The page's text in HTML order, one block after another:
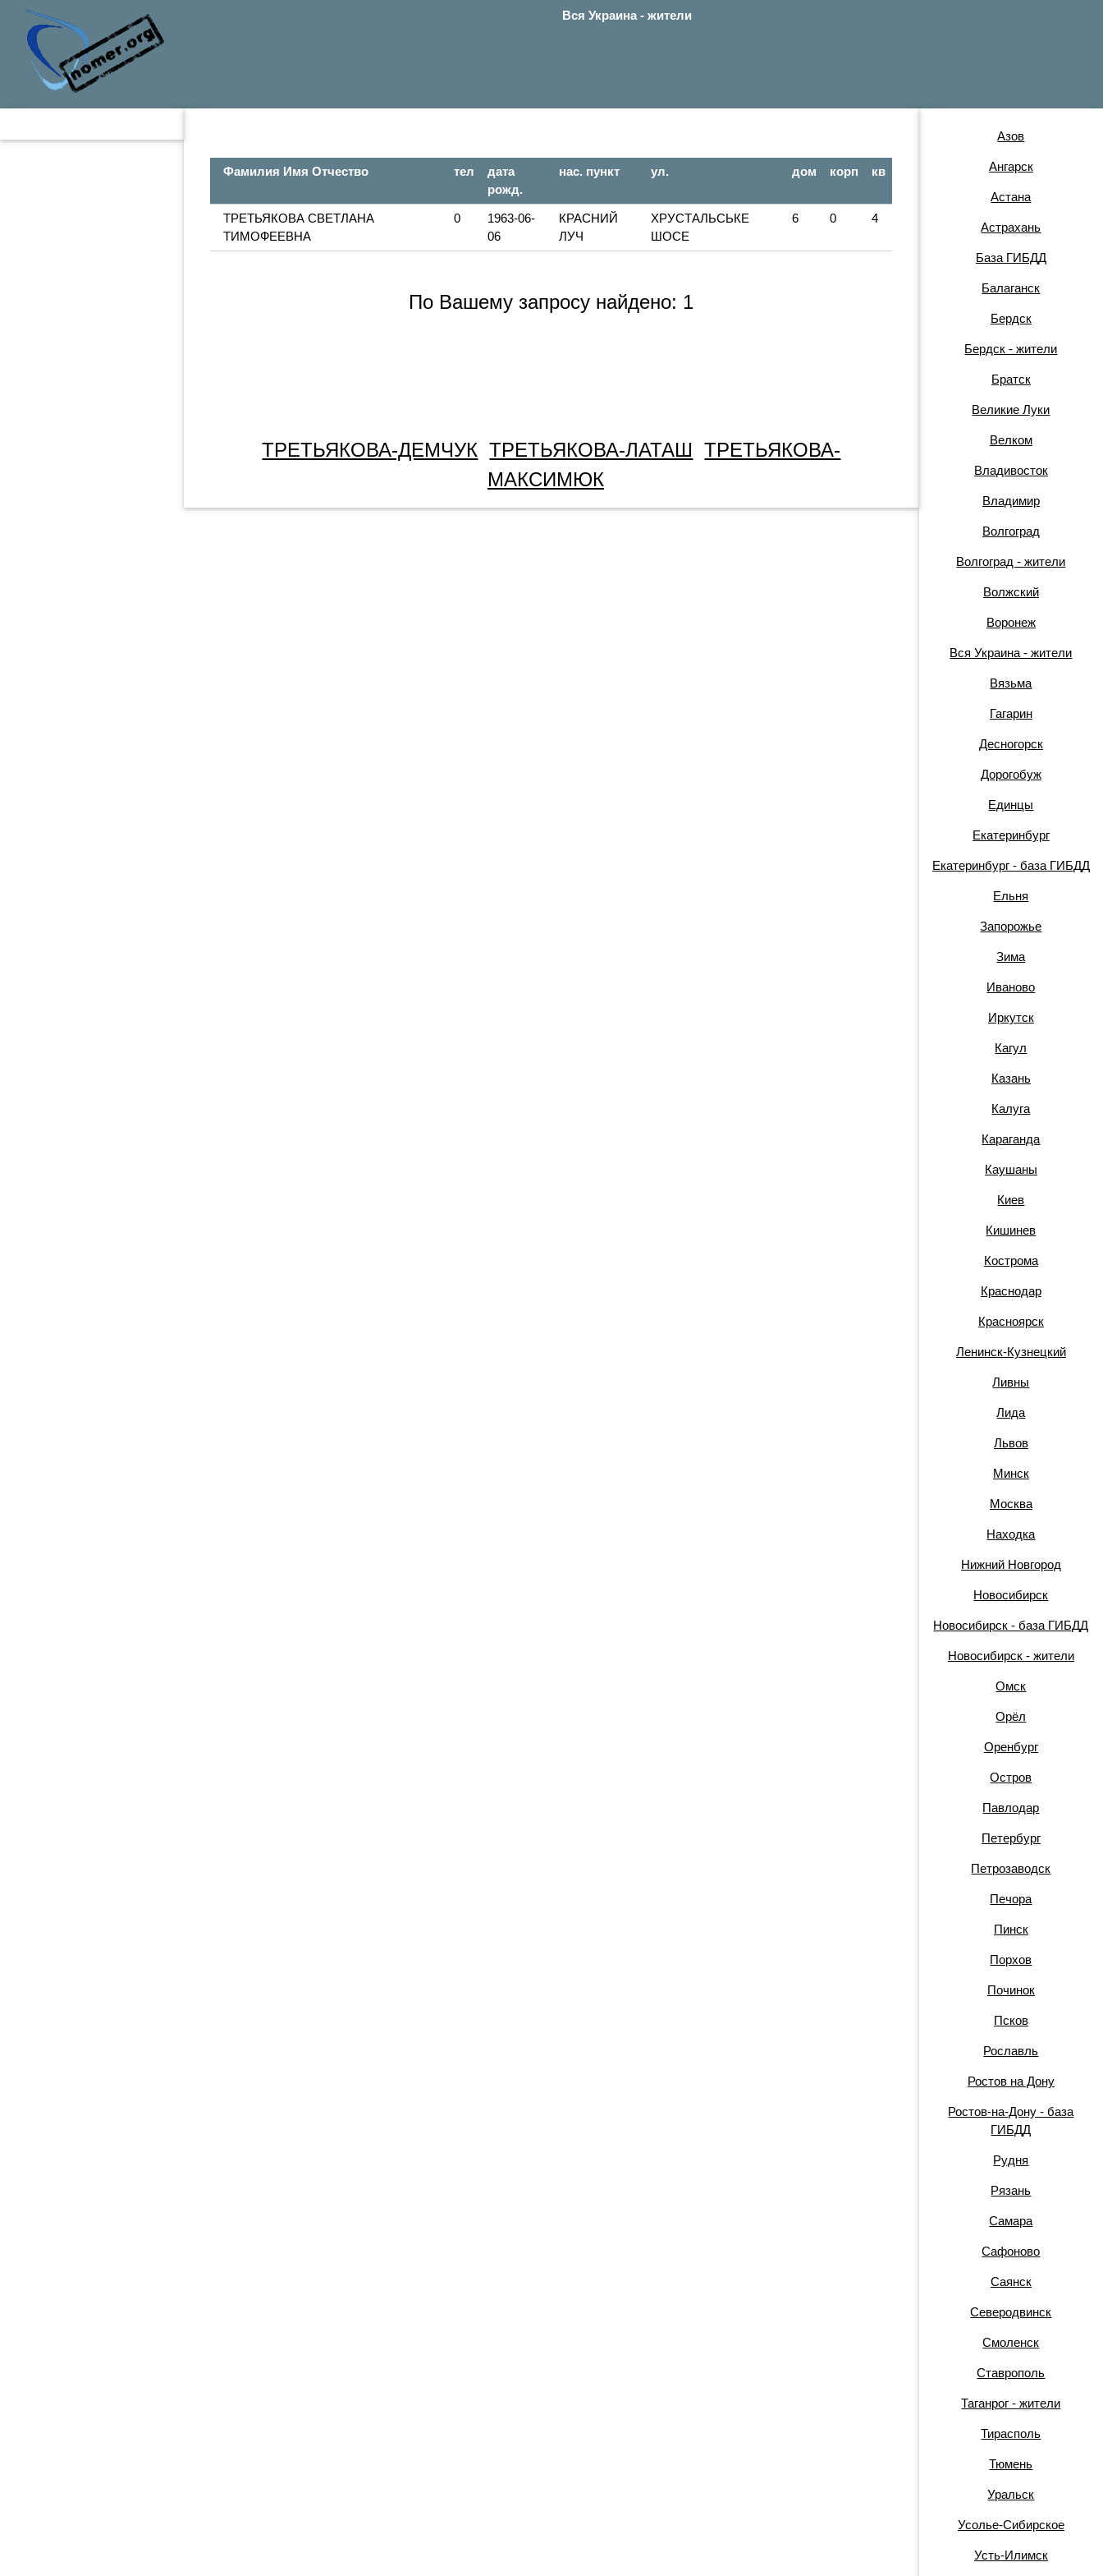
Вся Украина - жители
Фамилия Имя Отчество тел
дата
рожд.
нас. пункт ул. дом корп кв
ТРЕТЬЯКОВА СВЕТЛАНА
ТИМОФЕЕВНА
0
1963-06-
06
КРАСНИЙ
ЛУЧ
ХРУСТАЛЬСЬКЕ
ШОСЕ
6 0 4
По Вашему запросу найдено: 1
ТРЕТЬЯКОВА-ДЕМЧУК ТРЕТЬЯКОВА-ЛАТАШ
ТРЕТЬЯКОВА-
МАКСИМЮК
Азов
Ангарск
Астана
Астрахань
База ГИБДД
Балаганск
Бердск
Бердск - жители
Братск
Великие Луки
Велком
Владивосток
Владимир
Волгоград
Волгоград - жители
Волжский
Воронеж
Вся Украина - жители
Вязьма
Гагарин
Десногорск
Дорогобуж
Единцы
Екатеринбург
Екатеринбург - база ГИБДД
Ельня
Запорожье
Зима
Иваново
Иркутск
Кагул
Казань
Калуга
Караганда
Каушаны
Киев
Кишинев
Кострома
Краснодар
Красноярск
Ленинск-Кузнецкий
Ливны
Лида
Львов
Минск
Москва
Находка
Нижний Новгород
Новосибирск
Новосибирск - база ГИБДД
Новосибирск - жители
Омск
Орёл
Оренбург
Остров
Павлодар
Петербург
Петрозаводск
Печора
Пинск
Порхов
Починок
Псков
Рославль
Ростов на Дону
Ростов-на-Дону - база
ГИБДД
Рудня
Рязань
Самара
Сафоново
Саянск
Северодвинск
Смоленск
Ставрополь
Таганрог - жители
Тирасполь
Тюмень
Уральск
Усолье-Сибирское
Усть-Илимск